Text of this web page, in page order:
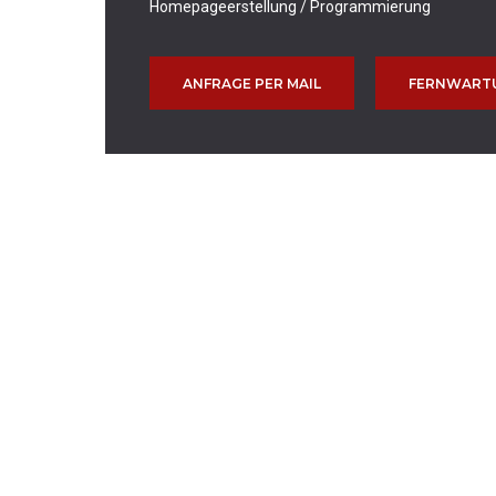
Homepageerstellung / Programmierung
ANFRAGE PER MAIL